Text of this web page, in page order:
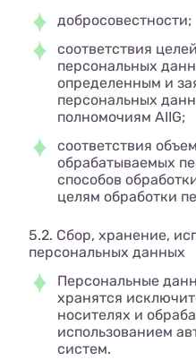
добросовестности;
соответствия
персональных
определенным и
персональных
полномочиям AIIG;
соответствия
обрабатываемых
способов
целям обработки
5.2. Сбор, хранение,
персональных данных
Персональные
хранятся
носителях и
использованием
систем.